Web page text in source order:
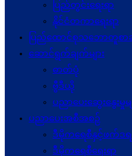
ပြည်တွင်းရေးရာ
နိုင်ငံတကာရေးရာ
ပြည်ထောင်စုသဘောတူစာ
ဆောင်ရွက်ချက်များ
ဓာတ်ပုံ
ဗွီဒီယို
ပညာပေးဆွေးနွေးမှုမ
ပညာပေးအစီအစဉ်
ဒီမိုကရေစီနှင့်ဖက်ဒ
ဒီမိုကရေစီရေးရာ